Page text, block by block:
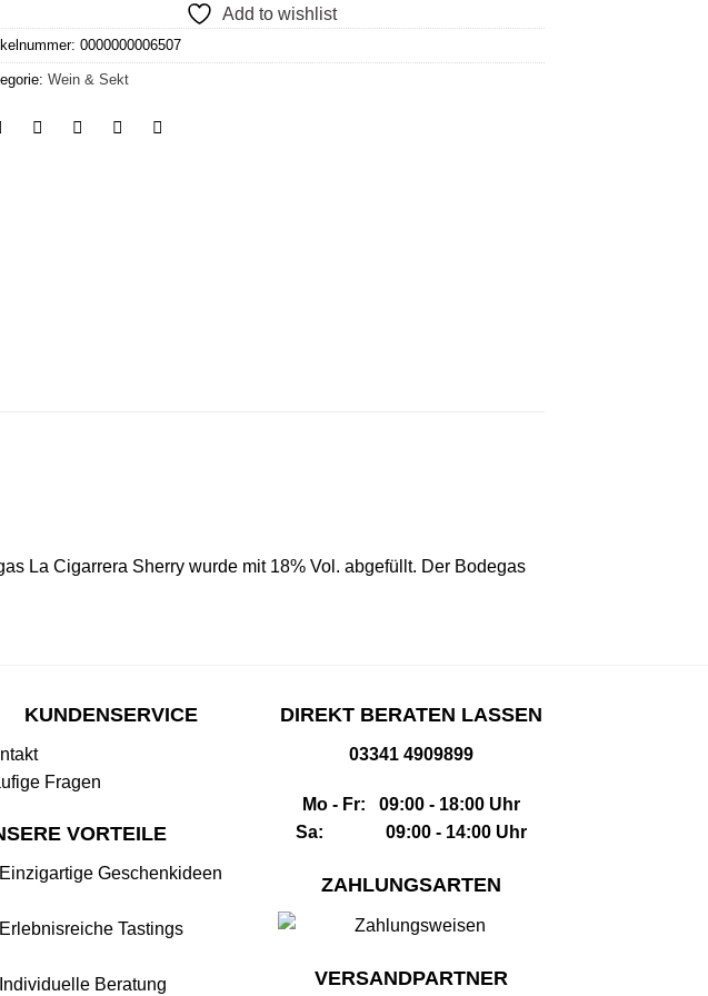
Add to wishlist
0000000006507
Wein & Sekt
La Cigarrera Sherry wurde mit 18% Vol. abgefüllt. Der Bodegas
KUNDENSERVICE
Fragen
VORTEILE
Geschenkideen
Tastings
Beratung
DIREKT BERATEN LASSEN
03341 4909899
Mo - Fr: 09:00 - 18:00 Uhr
Sa: 09:00 - 14:00 Uhr
ZAHLUNGSARTEN
VERSANDPARTNER